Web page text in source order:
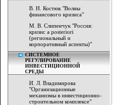
В. Н. Костюк "Волны
финансового кризиса"
М. В. Слипенчук "Россия:
кризис a posteriori
(региональный и
корпоративный аспекты)"
СИСТЕМНОЕ
РЕГУЛИРОВАНИЕ
ИНВЕСТИЦИОННОЙ
СРЕДЫ
И. Л. Владимирова
"Организационные
механизмы в инвестиционно-
строительном комплексе"